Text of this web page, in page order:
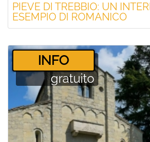
PIEVE DI TREBBIO: UN
ESEMPIO DI ROMANICO
­INFO
gratuito